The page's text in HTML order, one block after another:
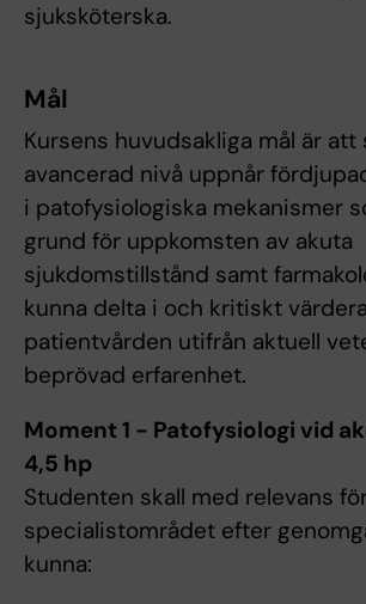
sjuksköterska.
Mål
Kursens huvudsakliga mål är
avancerad nivå uppnår
i patofysiologiska mekanismer
grund för uppkomsten av akuta
sjukdomstillstånd samt
kunna delta i och kritiskt värdera
patientvården utifrån aktuell
beprövad erfarenhet.
Moment 1 - Patofysiologi vid
4,5 hp
Studenten skall med relevans
specialistområdet efter
kunna: